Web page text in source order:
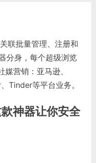
联批量管理、注册和
分身，每个超级浏览
营销：亚马逊、
Tinder等平台业务。
神器让你安全